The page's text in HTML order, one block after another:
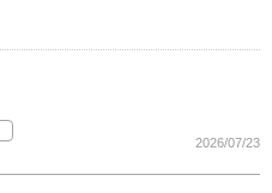
2026/07/23